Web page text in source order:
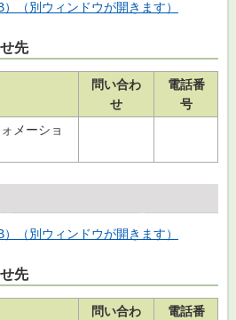
（別ウィンドウが開きます）
先
問い合わ
せ
電話番
号
メーショ
（別ウィンドウが開きます）
先
問い合わ
電話番